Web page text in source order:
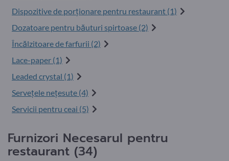
Dispozitive de porționare pentru restaurant (1)
Dozatoare pentru băuturi spirtoase (2)
Încălzitoare de farfurii (2)
Lace-paper (1)
Leaded crystal (1)
Servețele nețesute (4)
Servicii pentru ceai (5)
Furnizori Necesarul pentru
restaurant (34)